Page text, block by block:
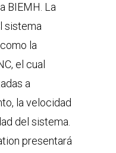
BIEMH. La
sistema
la
el cual
a
la velocidad
del sistema.
presentará